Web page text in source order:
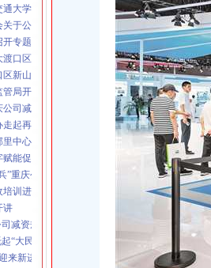
料）
政策
核名、
策出
了：
1年
63653
、还
，
银行年
票
的银
大学签署战略合作协议谢东会见赖远明一行并
于公布2026年第22批建筑施工特种作业人员操
专题会议调度推进信访稳定重点工作
口区跳磴镇市重庆公司减资公告场监管所开展
新山村市重庆公司减资代办场监管所开展养老
局开展糕点烘焙店食品安全专项检查
司减资政策委六届九次全会精神
走起再也不慌了——山城重庆无障碍环境建设有
中心获央视聚焦报道
能促分类共筑绿色新家园
”重庆公司减资毫米级感知山体隐患
训进田间减损指导保丰收
讲
减资规则守护两千群众安居梦
“大民生”——重庆假期公益托管服务深度观察
来新进展，有你期待的重庆公司减资规则吗？